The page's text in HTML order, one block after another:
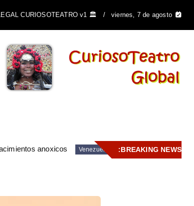
viernes, 7 de agosto
🏛️ SISTEMA LEGAL CURIOSOTEATRO v1
El Escudo de Venezuela y
su importancia ...
BREAKING NEWS:
Venezuela
anoxicos